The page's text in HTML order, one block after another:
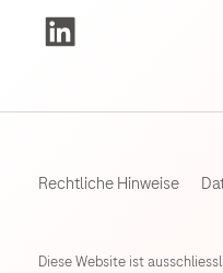
Rechtliche Hinweise
Diese Website ist